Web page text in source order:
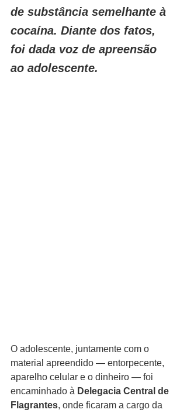
de substância semelhante à
cocaína. Diante dos fatos,
foi dada voz de apreensão
ao adolescente.
O adolescente, juntamente com o
material apreendido — entorpecente,
aparelho celular e o dinheiro — foi
encaminhado à Delegacia Central de
Flagrantes, onde ficaram a cargo da